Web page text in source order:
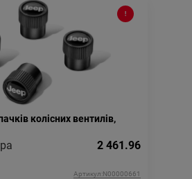
колісних вентилів,
2 461.96
Артикул:N00000661